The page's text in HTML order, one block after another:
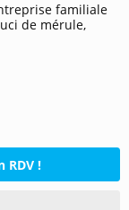
familiale
de mérule,
RDV !